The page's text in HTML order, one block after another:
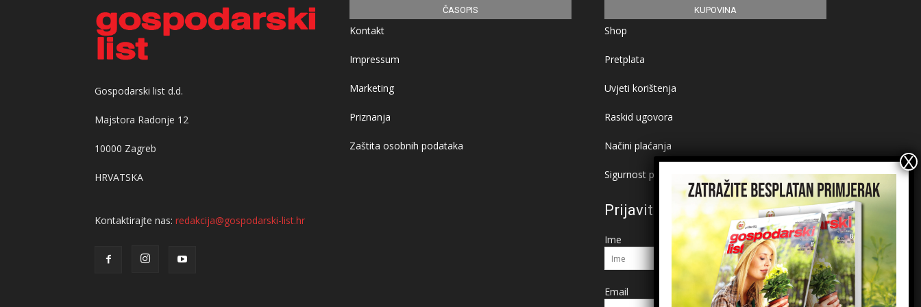
Gospodarski list d.d.
Majstora Radonje 12
10000 Zagreb
HRVATSKA
Kontaktirajte nas: redakcija@gospodarski-list.hr
ČASOPIS
Kontakt
Impressum
Marketing
Priznanja
Zaštita osobnih podataka
KUPOVINA
Shop
Pretplata
Uvjeti korištenja
Raskid ugovora
Načini plaćanja
Sigurnost plaćanja
Prijavite se na newsletter
Ime
Email